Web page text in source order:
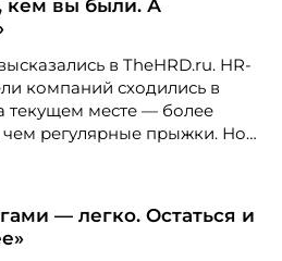
Россия
кем вы были. А
в TheHRD.ru. HR-
компаний сходились в
текущем месте — более
чем регулярные прыжки. Но
каждый день
— легко. Остаться и